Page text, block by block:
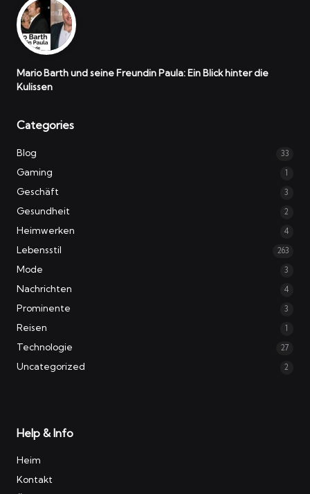
Mario Barth und seine Freundin Paula: Ein Blick hinter die
Kulissen
Categories
Blog 33
Gaming 1
Geschäft 3
Gesundheit 2
Heimwerken 4
Lebensstil 263
Mode 3
Nachrichten 4
Prominente 3
Reisen 1
Technologie 27
Uncategorized 2
Help & Info
Heim
Kontakt